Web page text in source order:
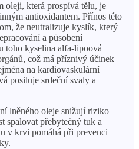
oleji, která prospívá tělu, je
antioxidantem. Přínos této
že neutralizuje kyslík, který
a působení
toho kyselina alfa-lipoová
což má příznivý účinek
na kardiovaskulární
posiluje srdeční svaly a
lněného oleje snižují riziko
spalovat přebytečný tuk a
v krvi pomáhá při prevenci